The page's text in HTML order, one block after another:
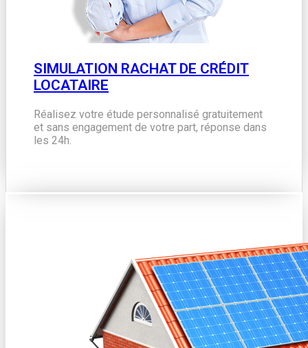
SIMULATION RACHAT DE CRÉDIT
LOCATAIRE
Réalisez votre étude personnalisé gratuitement
et sans engagement de votre part, réponse dans
les 24h.